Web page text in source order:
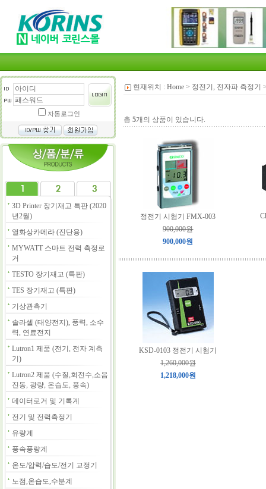
자동로그인
3D Printer 장기재고 특판 (2020
년2월)
열화상카메라 (진단용)
MYWATT 스마트 전력 측정로
거
TESTO 장기재고 (특판)
TES 장기재고 (특판)
기상관측기
솔라셀 (태양전지), 풍력, 소수
력, 연료전지
Lutron1 제품 (전기, 전자 계측
기)
Lutron2 제품 (수질,회전수,소음
진동, 광량, 온습도, 풍속)
데이터로거 및 기록계
전기 및 전력측정기
유량계
풍속풍량계
온도/압력/습도/전기 교정기
노점,온습도,수분계
현재위치 : Home > 정전기, 전자파 측정기
총 5개의 상품이 있습니다.
정전기 시험기 FMX-003
900,000원
900,000원
KSD-0103 정전기 시험기
1,260,000원
1,218,000원